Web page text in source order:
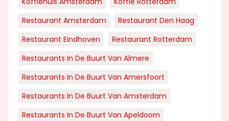
Restaurant Amsterdam
Restaurant Den Haag
Restaurant Eindhoven
Restaurant Rotterdam
Restaurants In De Buurt Van Almere
Restaurants In De Buurt Van Amersfoort
Restaurants In De Buurt Van Amsterdam
Restaurants In De Buurt Van Apeldoorn